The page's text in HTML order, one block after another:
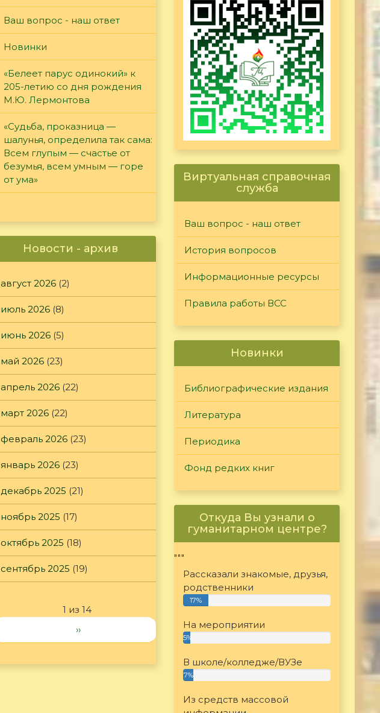
Ваш вопрос - наш ответ
Новинки
«Белеет парус одинокий» к
205-летию со дня рождения
М.Ю. Лермонтова
«Судьба, проказница —
шалунья, определила так сама:
Всем глупым — счастье от
безумья, всем умным — горе
от ума»
Новости - архив
август 2026 (2)
июль 2026 (8)
июнь 2026 (5)
май 2026 (23)
апрель 2026 (22)
март 2026 (22)
февраль 2026 (23)
январь 2026 (23)
декабрь 2025 (21)
ноябрь 2025 (17)
октябрь 2025 (18)
сентябрь 2025 (19)
1 из 14
››
Виртуальная справочная
служба
Ваш вопрос - наш ответ
История вопросов
Информационные ресурсы
Правила работы ВСС
Новинки
Библиографические издания
Литература
Периодика
Фонд редких книг
Откуда Вы узнали о
гуманитарном центре?
"""
Рассказали знакомые, друзья,
родственники
17%
На мероприятии
5%
В школе/колледже/ВУЗе
7%
Из средств массовой